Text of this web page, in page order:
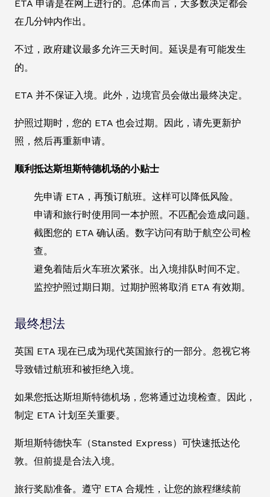
ETA 申请是在网上进行的。总体而言，大多数决定都会
在几分钟内作出。
不过，政府建议最多允许三天时间。延误是有可能发生
的。
ETA 并不保证入境。此外，边境官员会做出最终决定。
护照过期时，您的 ETA 也会过期。因此，请先更新护
照，然后再重新申请。
顺利抵达斯坦斯特德机场的小贴士
先申请 ETA，再预订航班。这样可以降低风险。
申请和旅行时使用同一本护照。不匹配会造成问题。
截图您的 ETA 确认函。数字访问有助于航空公司检
查。
避免着陆后火车班次紧张。出入境排队时间不定。
监控护照过期日期。过期护照将取消 ETA 有效期。
最终想法
英国 ETA 现在已成为现代英国旅行的一部分。忽视它将
导致错过航班和被拒绝入境。
如果您抵达斯坦斯特德机场，您将通过边境检查。因此，
制定 ETA 计划至关重要。
斯坦斯特德快车（Stansted Express）可快速抵达伦
敦。但前提是合法入境。
旅行奖励准备。遵守 ETA 合规性，让您的旅程继续前